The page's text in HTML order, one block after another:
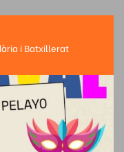
i Batxillerat